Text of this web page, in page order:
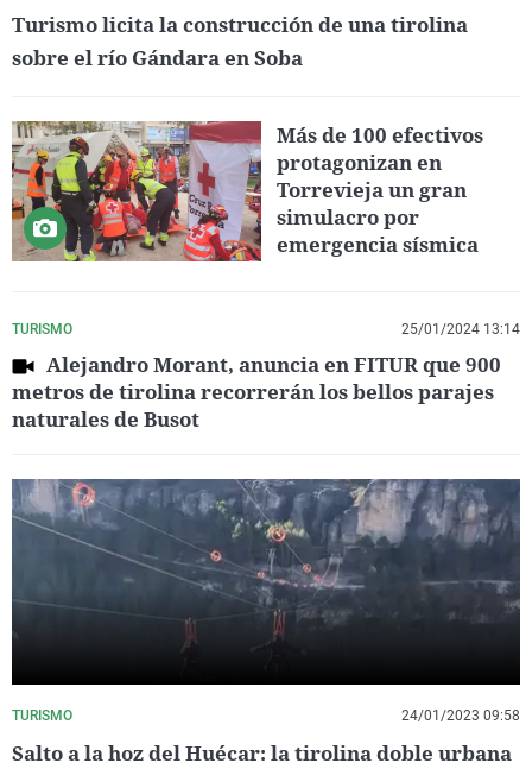
Turismo licita la construcción de una tirolina
sobre el río Gándara en Soba
Más de 100 efectivos
protagonizan en
Torrevieja un gran
simulacro por
emergencia sísmica
TURISMO 25/01/2024 13:14
Alejandro Morant, anuncia en FITUR que 900
metros de tirolina recorrerán los bellos parajes
naturales de Busot
TURISMO 24/01/2023 09:58
Salto a la hoz del Huécar: la tirolina doble urbana